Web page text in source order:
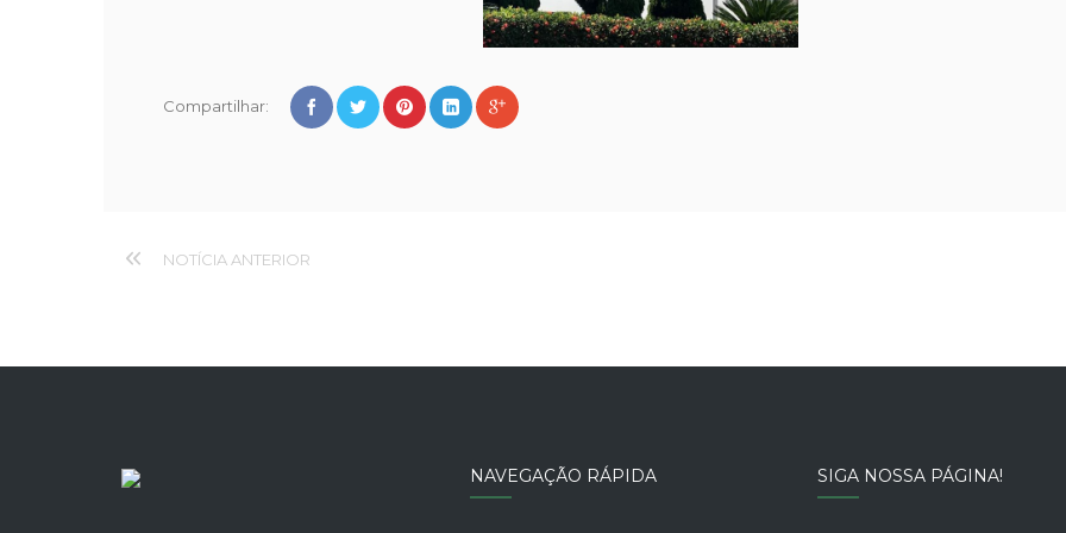
Compartilhar:
NOTÍCIA ANTERIOR
NAVEGAÇÃO RÁPIDA SIGA NOSSA PÁGINA!